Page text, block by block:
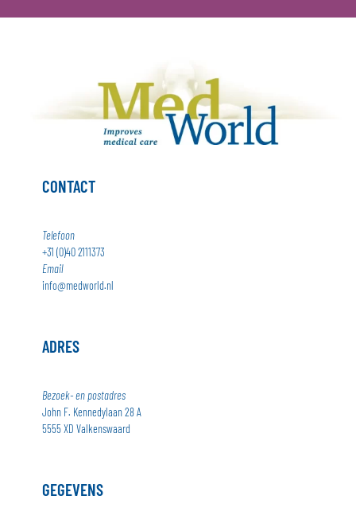
CONTACT
Telefoon
+31 (0)40 2111373
Email
info@medworld.nl
ADRES
Bezoek- en postadres
John F. Kennedylaan 28 A
5555 XD Valkenswaard
GEGEVENS